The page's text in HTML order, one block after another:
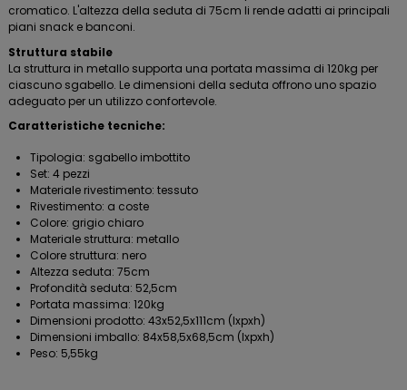
cromatico. L'altezza della seduta di 75cm li rende adatti ai principali
piani snack e banconi.
Struttura stabile
La struttura in metallo supporta una portata massima di 120kg per
ciascuno sgabello. Le dimensioni della seduta offrono uno spazio
adeguato per un utilizzo confortevole.
Caratteristiche tecniche:
Tipologia: sgabello imbottito
Set: 4 pezzi
Materiale rivestimento: tessuto
Rivestimento: a coste
Colore: grigio chiaro
Materiale struttura: metallo
Colore struttura: nero
Altezza seduta: 75cm
Profondità seduta: 52,5cm
Portata massima: 120kg
Dimensioni prodotto: 43x52,5x111cm (lxpxh)
Dimensioni imballo: 84x58,5x68,5cm (lxpxh)
Peso: 5,55kg